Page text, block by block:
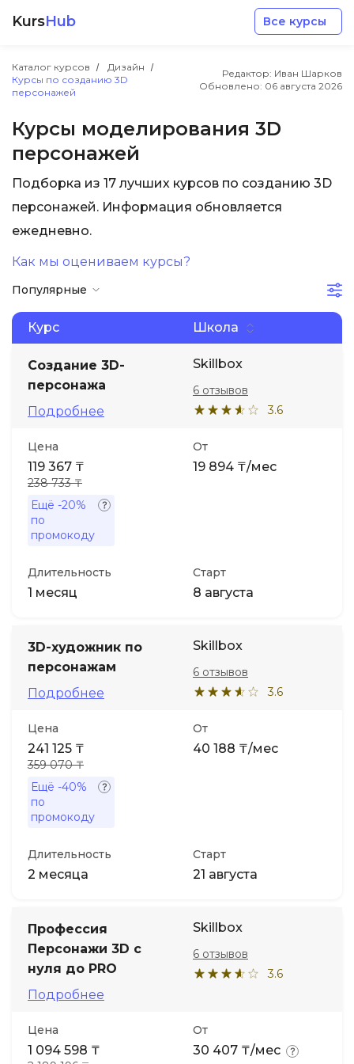
KursHub Все курсы
Каталог курсов
Дизайн
Курсы по созданию 3D
персонажей
Редактор: Иван Шарков
Обновлено: 06 августа 2026
Курсы моделирования 3D
персонажей
Подборка из 17 лучших курсов по созданию 3D
персонажей. Информация обновляется
ежедневно.
Как мы оцениваем курсы?
Популярные
Курс Школа
Создание 3D-
персонажа
Подробнее
Skillbox
3.6
6 отзывов
Цена
119 367 ₸
238 733 ₸
Ещё -20%
по
промокоду
От
19 894 ₸/мес
Длительность
1 месяц
Старт
8 августа
3D-художник по
персонажам
Подробнее
Skillbox
3.6
6 отзывов
Цена
241 125 ₸
359 070 ₸
Ещё -40%
по
промокоду
От
40 188 ₸/мес
Длительность
2 месяца
Старт
21 августа
Профессия
Персонажи 3D с
нуля до PRO
Подробнее
Skillbox
3.6
6 отзывов
Цена
1 094 598 ₸
От
30 407 ₸/мес
Маркетинг
Дизайн
Менеджмент
Иностранные языки
ДПО
Детям
Акции и промокоды